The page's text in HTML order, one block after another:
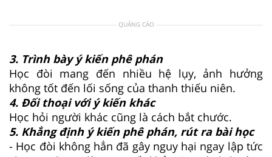
QUẢNG CÁO
3. Trình bày ý kiến phê phán
Học đòi mang đến nhiều hệ lụy, ảnh hưởng
không tốt đến lối sống của thanh thiếu niên.
4. Đối thoại với ý kiến khác
Học hỏi người khác cũng là cách bắt chước.
5. Khẳng định ý kiến phê phán, rút ra bài học
- Học đòi không hẳn đã gây nguy hại ngay lập tức